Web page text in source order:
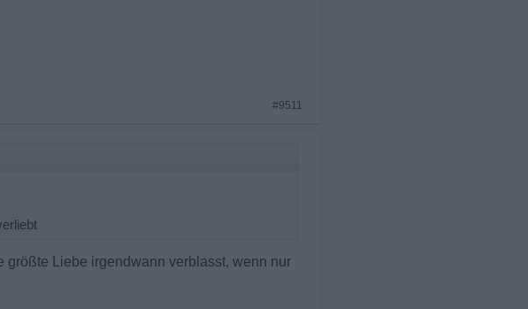
#9511
größte Liebe irgendwann verblasst, wenn nur